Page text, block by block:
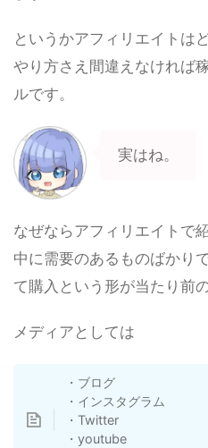
というかアフィリエイトは
やり方さえ間違えなければ
ルです。
実はね。
なぜならアフィリエイトで
中に需要のあるものばかり
て購入という形が当たり前
メディアとしては
・ブログ
・インスタグラム
・Twitter
・youtube